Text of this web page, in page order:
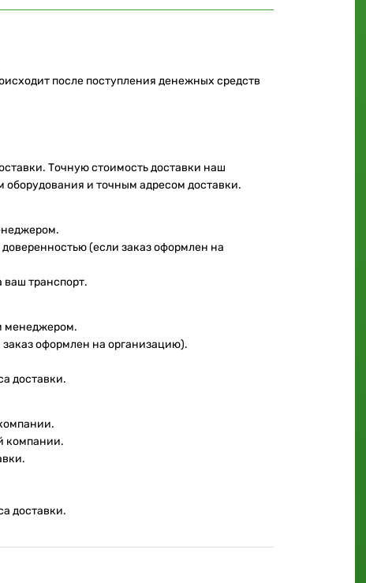
после поступления денежных средств
Точную стоимость доставки наш
и точным адресом доставки.
(если заказ оформлен на
ваш транспорт.
менеджером.
оформлен на организацию).
доставки.
компании.
доставки.